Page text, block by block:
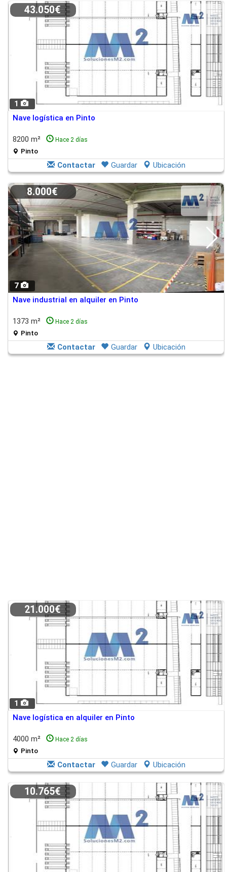
1
43.050€
Nave logística en Pinto
8200 m² Hace 2 días
Pinto
Contactar Guardar Ubicación
7
8.000€
Nave industrial en alquiler en Pinto
1373 m² Hace 2 días
Pinto
Contactar Guardar Ubicación
1
21.000€
Nave logística en alquiler en Pinto
4000 m² Hace 2 días
Pinto
Contactar Guardar Ubicación
10.765€